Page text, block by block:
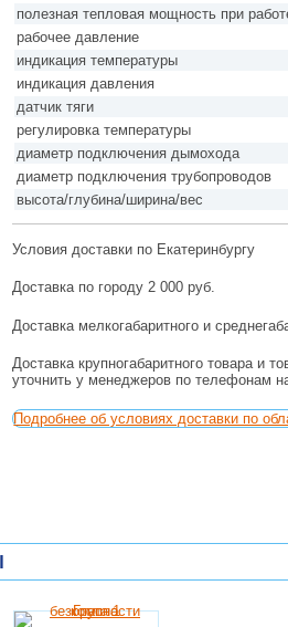
полезная тепловая мощность при
рабочее давление
индикация температуры
индикация давления
датчик тяги
регулировка температуры
диаметр подключения дымохода
диаметр подключения трубопроводов
высота/глубина/ширина/вес
Условия доставки по Екатеринбургу
Доставка по городу 2 000 руб.
Доставка мелкогабаритного и
Доставка крупногабаритного товара и
уточнить у менеджеров по телефонам
Подробнее об условиях доставки по